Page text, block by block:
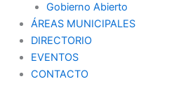
Gobierno Abierto
ÁREAS MUNICIPALES
DIRECTORIO
EVENTOS
CONTACTO